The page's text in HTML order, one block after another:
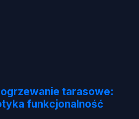
tarasowe:
funkcjonalność